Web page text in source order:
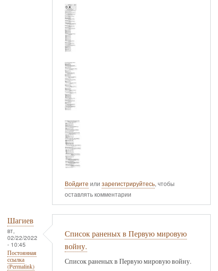
Войдите или зарегистрируйтесь, чтобы
оставлять комментарии
Шагиев
вт,
02/22/2022
- 10:45
Постоянная
ссылка
(Permalink)
Список раненых в Первую мировую
войну.
Список раненых в Первую мировую войну.